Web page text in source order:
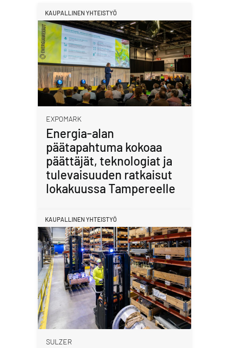
KAUPALLINEN YHTEISTYÖ
EXPOMARK
Energia-alan
päätapahtuma kokoaa
päättäjät, teknologiat ja
tulevaisuuden ratkaisut
lokakuussa Tampereelle
KAUPALLINEN YHTEISTYÖ
SULZER